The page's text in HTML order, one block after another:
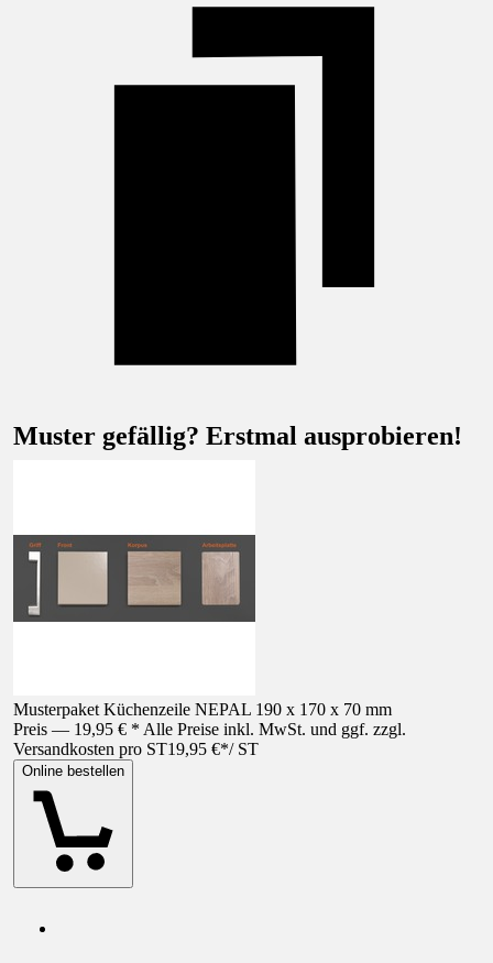
Muster gefällig? Erstmal ausprobieren!
Musterpaket Küchenzeile NEPAL 190 x 170 x 70 mm
Preis — 19,95 € * Alle Preise inkl. MwSt. und ggf. zzgl.
Versandkosten pro ST19,95 €*/ ST
Online bestellen